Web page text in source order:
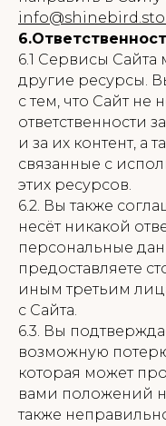
6.1 Сервисы Сайта
другие ресурсы.
с тем, что Сайт не
ответственности
и за их контент, а
связанные с
этих ресурсов.
6.2. Вы также
несёт никакой
персональные
предоставляете
иным третьим
с Сайта.
6.3. Вы
возможную
которая может
вами положений
также